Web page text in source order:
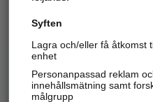
Hitta.se - Gratis
Sök företag, personer och
Hitta telefonnummer,
Syften
Lagra och/eller få åtkomst
enhet
Personanpassad reklam
innehållsmätning samt
målgrupp